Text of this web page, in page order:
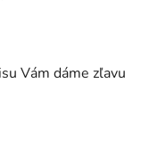
Vám dáme zľavu